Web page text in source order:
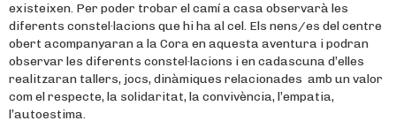
existeixen. Per poder trobar el camí a casa observarà les
diferents constel·lacions que hi ha al cel. Els nens/es del centre
obert acompanyaran a la Cora en aquesta aventura i podran
observar les diferents constel·lacions i en cadascuna d’elles
realitzaran tallers, jocs, dinàmiques relacionades amb un valor
com el respecte, la solidaritat, la convivència, l’empatia,
l’autoestima.